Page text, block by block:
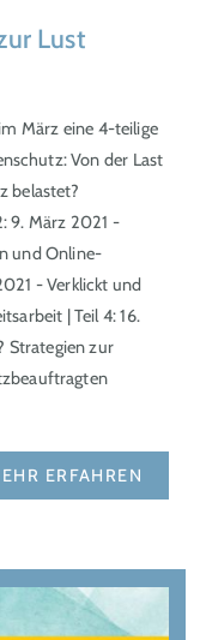
Lust
März eine 4-teilige
Von der Last
belastet?
9. März 2021 -
und Online-
- Verklickt und
| Teil 4: 16.
Strategien zur
ERFAHREN